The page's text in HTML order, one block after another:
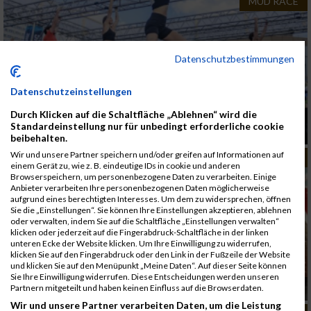
Linzathlon 2026 - Linz wurde zur Hindernis-
Arena
MUD RACE
Are you ready to beat the citys
Datenschutzbestimmungen
Datenschutzeinstellungen
Durch Klicken auf die Schaltfläche „Ablehnen“ wird die
Standardeinstellung nur für unbedingt erforderliche cookie
beibehalten.
Wir und unsere Partner speichern und/oder greifen auf Informationen auf
einem Gerät zu, wie z. B. eindeutige IDs in cookie und anderen
Browserspeichern, um personenbezogene Daten zu verarbeiten. Einige
Anbieter verarbeiten Ihre personenbezogenen Daten möglicherweise
aufgrund eines berechtigten Interesses. Um dem zu widersprechen, öffnen
Sie die „Einstellungen“. Sie können Ihre Einstellungen akzeptieren, ablehnen
oder verwalten, indem Sie auf die Schaltfläche „Einstellungen verwalten“
klicken oder jederzeit auf die Fingerabdruck-Schaltfläche in der linken
unteren Ecke der Website klicken. Um Ihre Einwilligung zu widerrufen,
klicken Sie auf den Fingerabdruck oder den Link in der Fußzeile der Website
und klicken Sie auf den Menüpunkt „Meine Daten“. Auf dieser Seite können
Sie Ihre Einwilligung widerrufen. Diese Entscheidungen werden unseren
Partnern mitgeteilt und haben keinen Einfluss auf die Browserdaten.
Wir und unsere Partner verarbeiten Daten, um die Leistung